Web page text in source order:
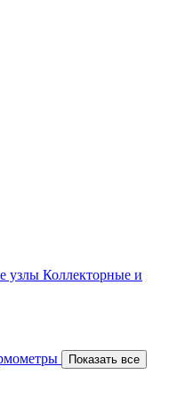
узлы Коллекторные и
Показать все